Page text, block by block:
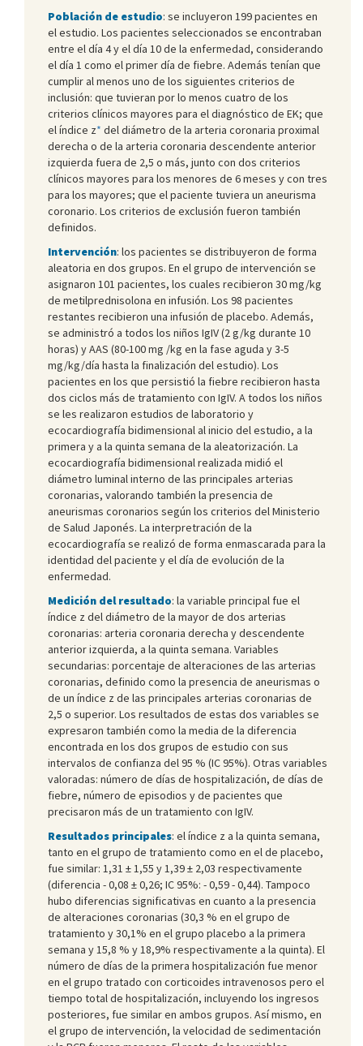
Población de estudio: se incluyeron 199 pacientes en
el estudio. Los pacientes seleccionados se encontraban
entre el día 4 y el día 10 de la enfermedad, considerando
el día 1 como el primer día de fiebre. Además tenían que
cumplir al menos uno de los siguientes criterios de
inclusión: que tuvieran por lo menos cuatro de los
criterios clínicos mayores para el diagnóstico de EK; que
el índice z* del diámetro de la arteria coronaria proximal
derecha o de la arteria coronaria descendente anterior
izquierda fuera de 2,5 o más, junto con dos criterios
clínicos mayores para los menores de 6 meses y con tres
para los mayores; que el paciente tuviera un aneurisma
coronario. Los criterios de exclusión fueron también
definidos.
Intervención: los pacientes se distribuyeron de forma
aleatoria en dos grupos. En el grupo de intervención se
asignaron 101 pacientes, los cuales recibieron 30 mg/kg
de metilprednisolona en infusión. Los 98 pacientes
restantes recibieron una infusión de placebo. Además,
se administró a todos los niños IgIV (2 g/kg durante 10
horas) y AAS (80-100 mg /kg en la fase aguda y 3-5
mg/kg/día hasta la finalización del estudio). Los
pacientes en los que persistió la fiebre recibieron hasta
dos ciclos más de tratamiento con IgIV. A todos los niños
se les realizaron estudios de laboratorio y
ecocardiografía bidimensional al inicio del estudio, a la
primera y a la quinta semana de la aleatorización. La
ecocardiografía bidimensional realizada midió el
diámetro luminal interno de las principales arterias
coronarias, valorando también la presencia de
aneurismas coronarios según los criterios del Ministerio
de Salud Japonés. La interpretración de la
ecocardiografía se realizó de forma enmascarada para la
identidad del paciente y el día de evolución de la
enfermedad.
Medición del resultado: la variable principal fue el
índice z del diámetro de la mayor de dos arterias
coronarias: arteria coronaria derecha y descendente
anterior izquierda, a la quinta semana. Variables
secundarias: porcentaje de alteraciones de las arterias
coronarias, definido como la presencia de aneurismas o
de un índice z de las principales arterias coronarias de
2,5 o superior. Los resultados de estas dos variables se
expresaron también como la media de la diferencia
encontrada en los dos grupos de estudio con sus
intervalos de confianza del 95 % (IC 95%). Otras variables
valoradas: número de días de hospitalización, de días de
fiebre, número de episodios y de pacientes que
precisaron más de un tratamiento con IgIV.
Resultados principales: el índice z a la quinta semana,
tanto en el grupo de tratamiento como en el de placebo,
fue similar: 1,31 ± 1,55 y 1,39 ± 2,03 respectivamente
(diferencia - 0,08 ± 0,26; IC 95%: - 0,59 - 0,44). Tampoco
hubo diferencias significativas en cuanto a la presencia
de alteraciones coronarias (30,3 % en el grupo de
tratamiento y 30,1% en el grupo placebo a la primera
semana y 15,8 % y 18,9% respectivamente a la quinta). El
número de días de la primera hospitalización fue menor
en el grupo tratado con corticoides intravenosos pero el
tiempo total de hospitalización, incluyendo los ingresos
posteriores, fue similar en ambos grupos. Así mismo, en
el grupo de intervención, la velocidad de sedimentación